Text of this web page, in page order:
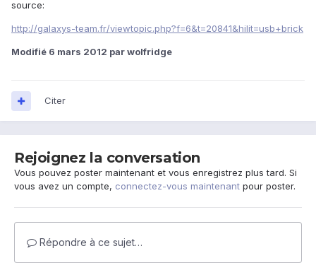
source:
http://galaxys-team.fr/viewtopic.php?f=6&t=20841&hilit=usb+brick
Modifié 6 mars 2012 par wolfridge
Citer
Rejoignez la conversation
Vous pouvez poster maintenant et vous enregistrez plus tard. Si
vous avez un compte, connectez-vous maintenant pour poster.
Répondre à ce sujet…